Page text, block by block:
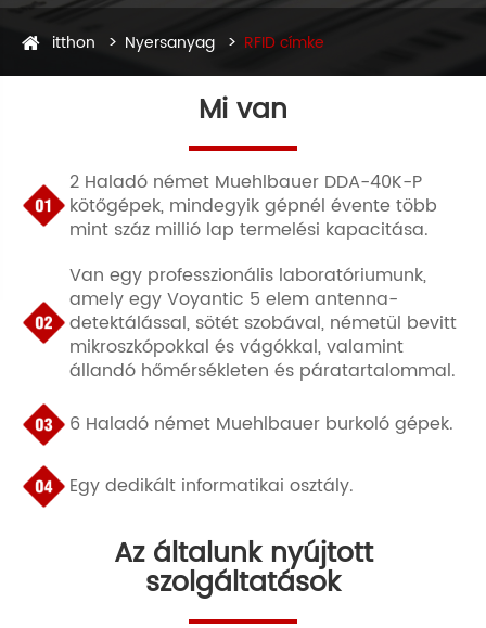
itthon Nyersanyag RFID címke
Mi van
2 Haladó német Muehlbauer DDA-40K-P
kötőgépek, mindegyik gépnél évente több
mint száz millió lap termelési kapacitása.
Van egy professzionális laboratóriumunk,
amely egy Voyantic 5 elem antenna-
detektálással, sötét szobával, németül bevitt
mikroszkópokkal és vágókkal, valamint
állandó hőmérsékleten és páratartalommal.
6 Haladó német Muehlbauer burkoló gépek.
Egy dedikált informatikai osztály.
Az általunk nyújtott
szolgáltatások